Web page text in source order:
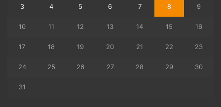
3 4 5 6 7 8 9
10 11 12 13 14 15 16
17 18 19 20 21 22 23
24 25 26 27 28 29 30
31